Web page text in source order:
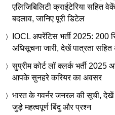
एलिजिबिलिटी क्राईटेरिया सहित
बदलाव, जानिए पूरी डिटेल
IOCL अपरेंटिस भर्ती 2025: 200
अधिसूचना जारी, देखें पात्रता सहित
सुप्रीम कोर्ट लॉ क्लर्क भर्ती 2025
आपके सुनहरे करियर का अवसर
भारत के गवर्नर जनरल की सूची,
जुड़े महत्वपूर्ण बिंदु और प्रश्न